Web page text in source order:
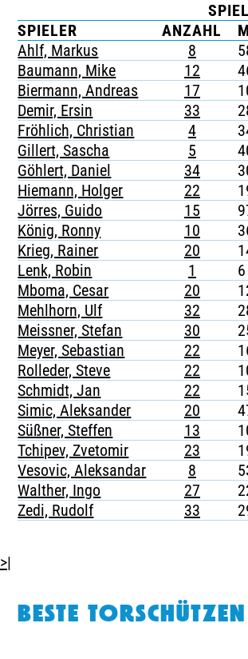
TICKETING
SPIELER
ANZAHL
Ahlf, Markus
8
Baumann, Mike
12
Biermann, Andreas
17
Demir, Ersin
33
Fröhlich, Christian
4
Gillert, Sascha
5
Göhlert, Daniel
34
Hiemann, Holger
22
Jörres, Guido
15
König, Ronny
10
Krieg, Rainer
20
Lenk, Robin
1 6
Mboma, Cesar
20
Mehlhorn, Ulf
32
Meissner, Stefan
30
Meyer, Sebastian
22
Rolleder, Steve
22
Schmidt, Jan
22
Simic, Aleksander
20
Süßner, Steffen
13
Tchipev, Zvetomir
23
Vesovic, Aleksandar
8
Walther, Ingo
27
Zedi, Rudolf
33
>|
BESTE TORSCHÜTZEN